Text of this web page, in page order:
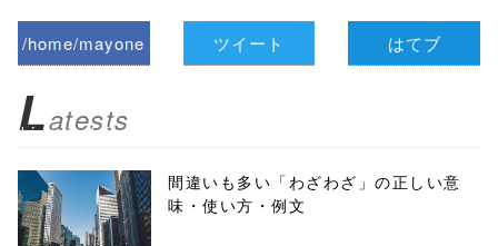
/home/mayone
biz.jp/public_ht
ml/wp-
content/themes
ツイート はてブ
Latests
間違いも多い「わざわざ」の正しい意
味・使い方・例文